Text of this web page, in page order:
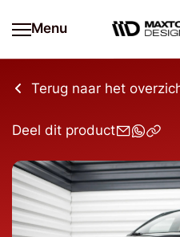
Menu
Terug naar het
Deel dit product